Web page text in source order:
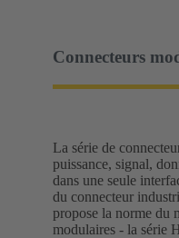
Connecteurs
La série de
puissance, signal,
dans une seule
du connecteur
propose la norme du
modulaires - la série